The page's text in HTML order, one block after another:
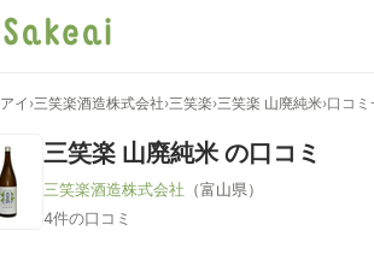
イ ›三笑楽酒造株式会社›三笑楽›三笑楽 山廃純米›口コミ
三笑楽 山廃純米の口コミ
三笑楽酒造株式会社 （富山県）
4件の口コミ